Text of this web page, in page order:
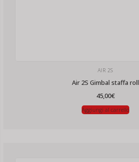
AIR 2S
Air 2S Gimbal staffa roll
45,00€
Aggiungi al carrello